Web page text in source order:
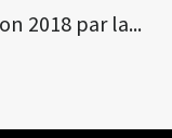
2018 par la...